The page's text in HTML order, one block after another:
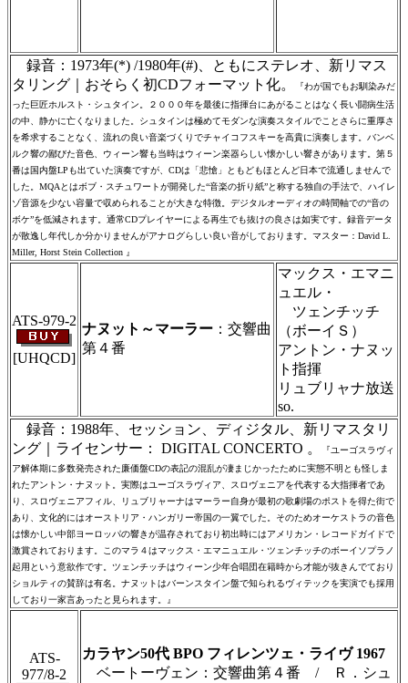
録音：1973年(*) /1980年(#)、ともにステレオ、新リマス
タリング｜おそらく初CDフォーマット化。
『わが国でもお馴染みだ
った巨匠ホルスト・シュタイン。２０００年を最後に指揮台にあがることはなく長い闘病生活
の中、静かに亡くなりました。シュタインは極めてモダンな演奏スタイルでことさらに重厚さ
を希求することなく、流れの良い音楽づくりでチャイコフスキーを高貴に演奏します。バンベ
ルク響の鄙びた音色、ウィーン響も当時はウィーン楽器らしい懐かしい響きがあります。第５
番は国内盤LPも出ていた演奏ですが、CDは「悲愴」ともどもほとんど日本で流通しませんで
した。MQAとはボブ・スチュワートが開発した“音楽の折り紙”と称する独自の手法で、ハイレ
ゾ音源を少ない容量で収められることが大きな特徴。デジタルオーディオの時間軸での“音の
ボケ”を低減されます。通常CDプレイヤーによる再生でも抜けの良さは如実です。録音データ
が散逸し年代しか分かりませんがアナログらしい良い音がしております。マスター：David L.
Miller, Horst Stein Collection 』
ATS-979-2
[UHQCD]
ナヌット～マーラー ：交響曲
第４番
マックス・エマニ
ュエル・
ツェンチッチ
（ボーイＳ）
アントン・ナヌッ
ト指揮
リュブリャナ放送
so.
録音：1988年、セッション、ディジタル、新リマスタリ
ング｜ライセンサー： DIGITAL CONCERTO 。
『ユーゴスラヴィ
ア解体期に多数発売された廉価盤CDの表記の混乱が凄まじかったために実態不明とも怪しま
れたアントン・ナヌット。実際はユーゴスラヴィア、スロヴェニアを代表する大指揮者であ
り、スロヴェニアフィル、リュブリャーナはマーラー自身が最初の歌劇場のポストを得た街で
あり、文化的にはオーストリア・ハンガリー帝国の一翼でした。そのためオーケストラの音色
は懐かしい中部ヨーロッパの響きが温存されており初出時にはアメリカン・レコードガイドで
激賞されております。このマラ４はマックス・エマニュエル・ツェンチッチのボーイソプラノ
起用という意欲作です。ツェンチッチはウィーン少年合唱団在籍時から才能が抜きんでており
ショルティの賛辞は有名。ナヌットはバーンスタイン盤で知られるヴィテックを実演でも採用
しており一家言あったと見られます。』
ATS-
977/8-2
カラヤン50代 BPO フィレンツェ・ライヴ 1967
ベートーヴェン：交響曲第４番 / Ｒ．シュ